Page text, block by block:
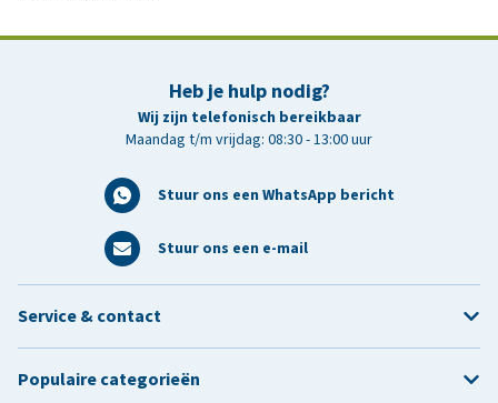
Heb je hulp nodig?
Wij zijn telefonisch bereikbaar
Maandag t/m vrijdag: 08:30 - 13:00 uur
Stuur ons een WhatsApp bericht
Stuur ons een e-mail
Service & contact
Populaire categorieën